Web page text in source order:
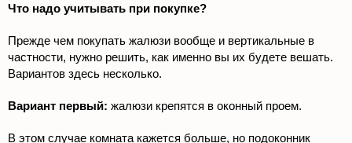
Что надо учитывать при покупке?
Прежде чем покупать жалюзи вообще и вертикальные в
частности, нужно решить, как именно вы их будете вешать.
Вариантов здесь несколько.
Вариант первый: жалюзи крепятся в оконный проем.
В этом случае комната кажется больше, но подоконник